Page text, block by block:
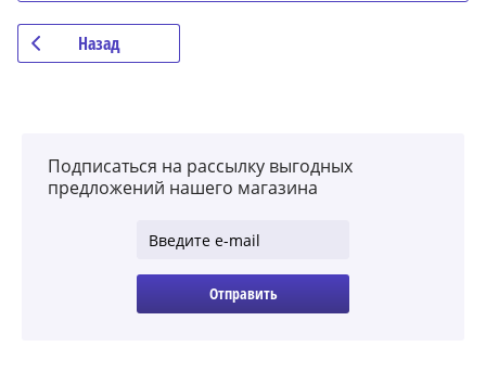
Назад
Подписаться на рассылку выгодных
предложений нашего магазина
Отправить